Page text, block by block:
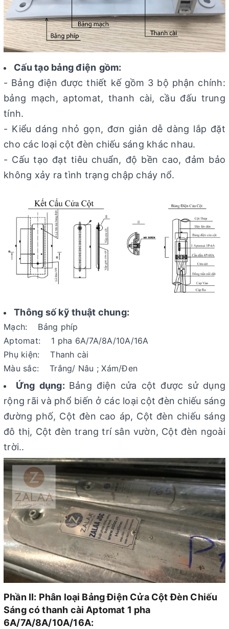
Cấu tạo bảng điện gồm:
- Bảng điện được thiết kế gồm 3 bộ phận chính:
bảng mạch, aptomat, thanh cài, cầu đấu trung
tính.
- Kiểu dáng nhỏ gọn, đơn giản dễ dàng lắp đặt
cho các loại cột đèn chiếu sáng khác nhau.
- Cấu tạo đạt tiêu chuẩn, độ bền cao, đảm bảo
không xảy ra tình trạng chập cháy nổ.
Thông số kỹ thuật chung:
Mạch: Bảng phíp
Aptomat: 1 pha 6A/7A/8A/10A/16A
Phụ kiện: Thanh cài
Màu sắc: Trắng/ Nâu ; Xám/Đen
Ứng dụng: Bảng điện cửa cột được sử dụng
rộng rãi và phổ biến ở các loại cột đèn chiếu sáng
đường phố, Cột đèn cao áp, Cột đèn chiếu sáng
đô thị, Cột đèn trang trí sân vườn, Cột đèn ngoài
trời..
Phần II: Phân loại Bảng Điện Cửa Cột Đèn Chiếu
Sáng có thanh cài Aptomat 1 pha
6A/7A/8A/10A/16A: